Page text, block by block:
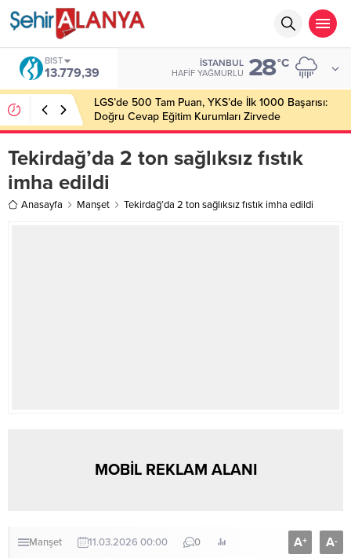
BIST
13.779,39
İSTANBUL
HAFIF YAĞMURLU 28°C
LGS’de 500 Tam Puan, YKS’de İlk 1000 Başarısı:
Doğru Cevap Eğitim Kurumları Zirvede
Tekirdağ’da 2 ton sağlıksız fıstık
imha edildi
Anasayfa Manşet Tekirdağ’da 2 ton sağlıksız fıstık imha edildi
MOBİL REKLAM ALANI
Manşet 11.03.2026 00:00 0 A+ A-